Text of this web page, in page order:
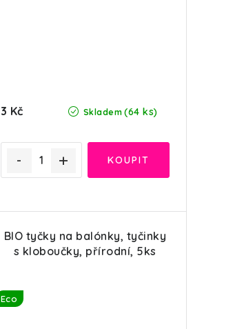
Skladem (64 ks)
3 Kč
BIO tyčky na balónky, tyčinky
s kloboučky, přírodní, 5ks
Eco